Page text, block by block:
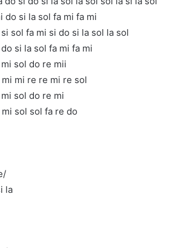
do si la sol fa mi fa mi
sol fa mi si do si la sol la sol
si la sol fa mi fa mi
sol do re mii
mi re re mi re sol
sol do re mi
sol sol fa re do
la